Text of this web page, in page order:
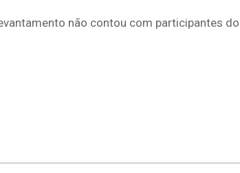
não contou com participantes